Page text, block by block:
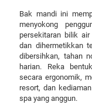
Bak mandi ini
menyokong
persekitaran bilik
dan dihermetikkan
dibersihkan, tahan
harian. Reka
secara ergonomik,
resort, dan
spa yang anggun.